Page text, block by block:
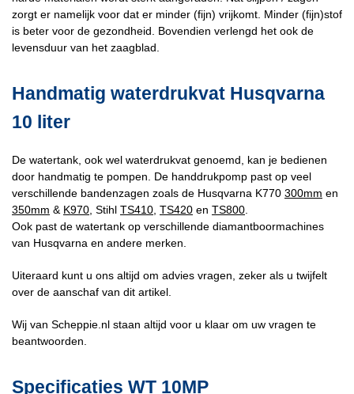
zorgt er namelijk voor dat er minder (fijn) vrijkomt. Minder (fijn)stof
is beter voor de gezondheid. Bovendien verlengd het ook de
levensduur van het zaagblad.
Handmatig waterdrukvat Husqvarna
10 liter
De watertank, ook wel waterdrukvat genoemd, kan je bedienen
door handmatig te pompen. De handdrukpomp past op veel
verschillende bandenzagen zoals de Husqvarna K770 300mm en
350mm & K970, Stihl TS410, TS420 en TS800.
Ook past de watertank op verschillende diamantboormachines
van Husqvarna en andere merken.
Uiteraard kunt u ons altijd om advies vragen, zeker als u twijfelt
over de aanschaf van dit artikel.
Wij van Scheppie.nl staan altijd voor u klaar om uw vragen te
beantwoorden.
Specificaties WT 10MP